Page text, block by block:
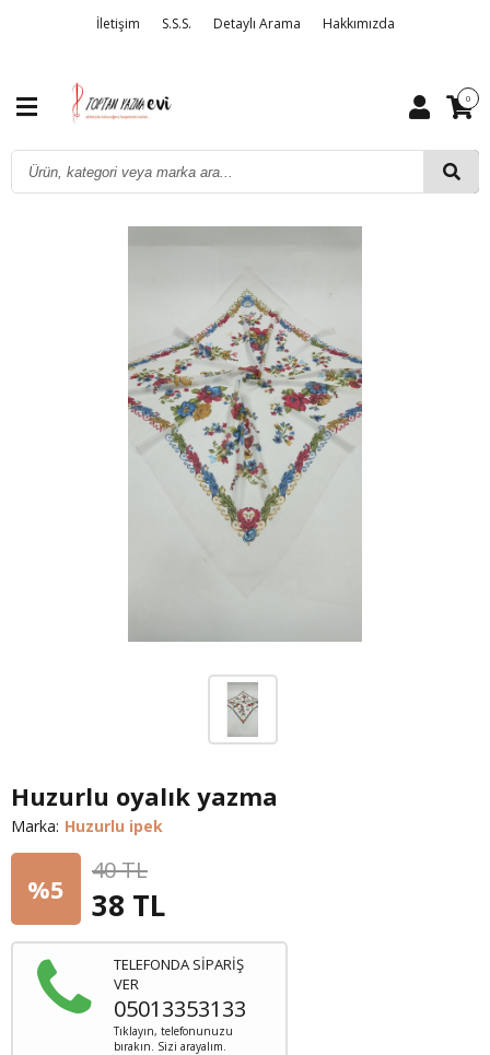
İletişim S.S.S. Detaylı Arama Hakkımızda
0
Huzurlu oyalık yazma
Marka: Huzurlu ipek
%5
40 TL
38 TL
TELEFONDA SİPARİŞ
VER
05013353133
Tıklayın, telefonunuzu
bırakın. Sizi arayalım.